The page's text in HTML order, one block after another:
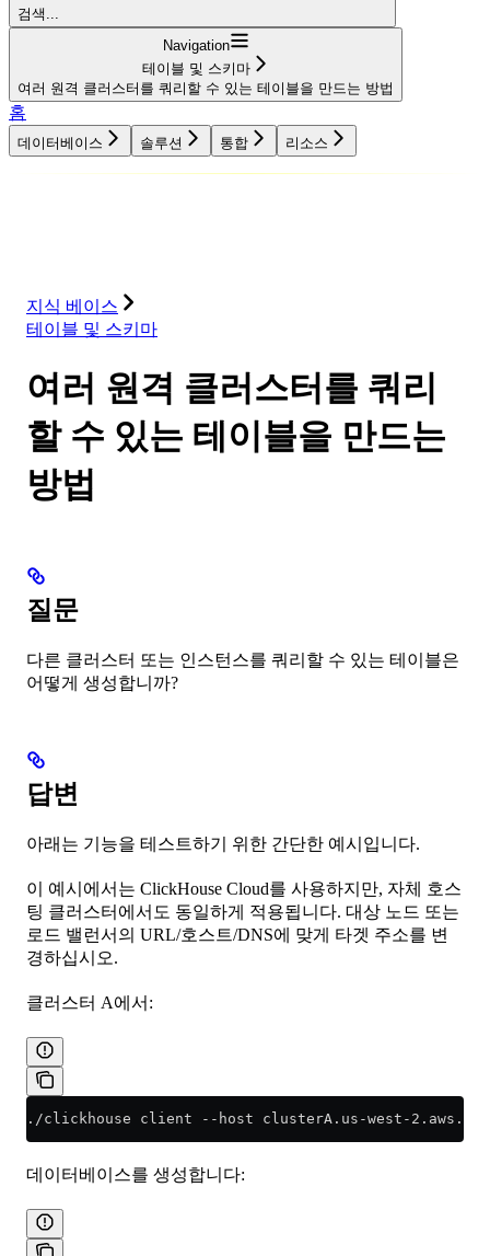
검색...
Navigation
테이블 및 스키마
여러 원격 클러스터를 쿼리할 수 있는 테이블을 만드는 방법
홈
데이터베이스 솔루션 통합 리소스
지식 베이스
테이블 및 스키마
여러 원격 클러스터를 쿼리
할 수 있는 테이블을 만드는
방법
질문
다른 클러스터 또는 인스턴스를 쿼리할 수 있는 테이블은
어떻게 생성합니까?
답변
아래는 기능을 테스트하기 위한 간단한 예시입니다.
이 예시에서는 ClickHouse Cloud를 사용하지만, 자체 호스
팅 클러스터에서도 동일하게 적용됩니다. 대상 노드 또는
로드 밸런서의 URL/호스트/DNS에 맞게 타겟 주소를 변
경하십시오.
클러스터 A에서:
./clickhouse client --host clusterA.us-west-
데이터베이스를 생성합니다: